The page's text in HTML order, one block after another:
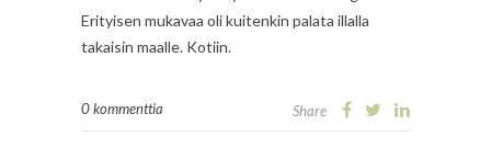
Erityisen mukavaa oli kuitenkin palata illalla
takaisin maalle. Kotiin.
0 kommenttia Share